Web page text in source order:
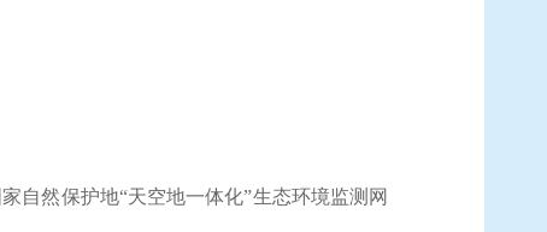
自然保护地“天空地一体化”生态环境监测网